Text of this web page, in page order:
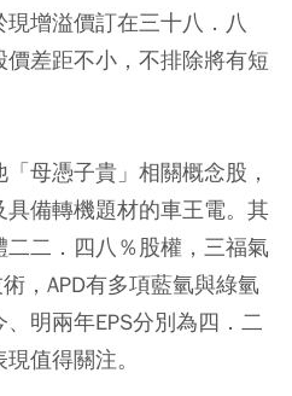
增溢價訂在三十八．八
差距不小，不排除將有短
母憑子貴」相關概念股，
備轉機題材的車王電。其
二．四八％股權，三福氣
，APD有多項藍氫與綠氫
明兩年EPS分別為四．二
值得關注。